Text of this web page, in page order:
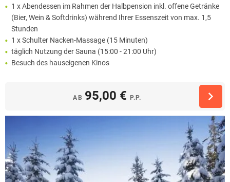
1 x Abendessen im Rahmen der Halbpension inkl. offene Getränke
(Bier, Wein & Softdrinks) während Ihrer Essenszeit von max. 1,5
Stunden
1 x Schulter Nacken-Massage (15 Minuten)
täglich Nutzung der Sauna (15:00 - 21:00 Uhr)
Besuch des hauseigenen Kinos
AB 95,00 € P.P.